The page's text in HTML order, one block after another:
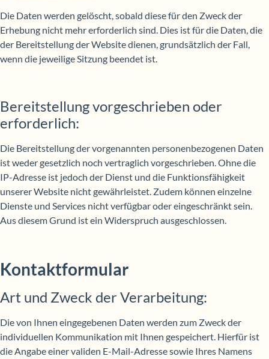
Die Daten werden gelöscht, sobald diese für den Zweck der
Erhebung nicht mehr erforderlich sind. Dies ist für die Daten, die
der Bereitstellung der Website dienen, grundsätzlich der Fall,
wenn die jeweilige Sitzung beendet ist.
Bereitstellung vorgeschrieben oder
erforderlich:
Die Bereitstellung der vorgenannten personenbezogenen Daten
ist weder gesetzlich noch vertraglich vorgeschrieben. Ohne die
IP-Adresse ist jedoch der Dienst und die Funktionsfähigkeit
unserer Website nicht gewährleistet. Zudem können einzelne
Dienste und Services nicht verfügbar oder eingeschränkt sein.
Aus diesem Grund ist ein Widerspruch ausgeschlossen.
Kontaktformular
Art und Zweck der Verarbeitung:
Die von Ihnen eingegebenen Daten werden zum Zweck der
individuellen Kommunikation mit Ihnen gespeichert. Hierfür ist
die Angabe einer validen E-Mail-Adresse sowie Ihres Namens